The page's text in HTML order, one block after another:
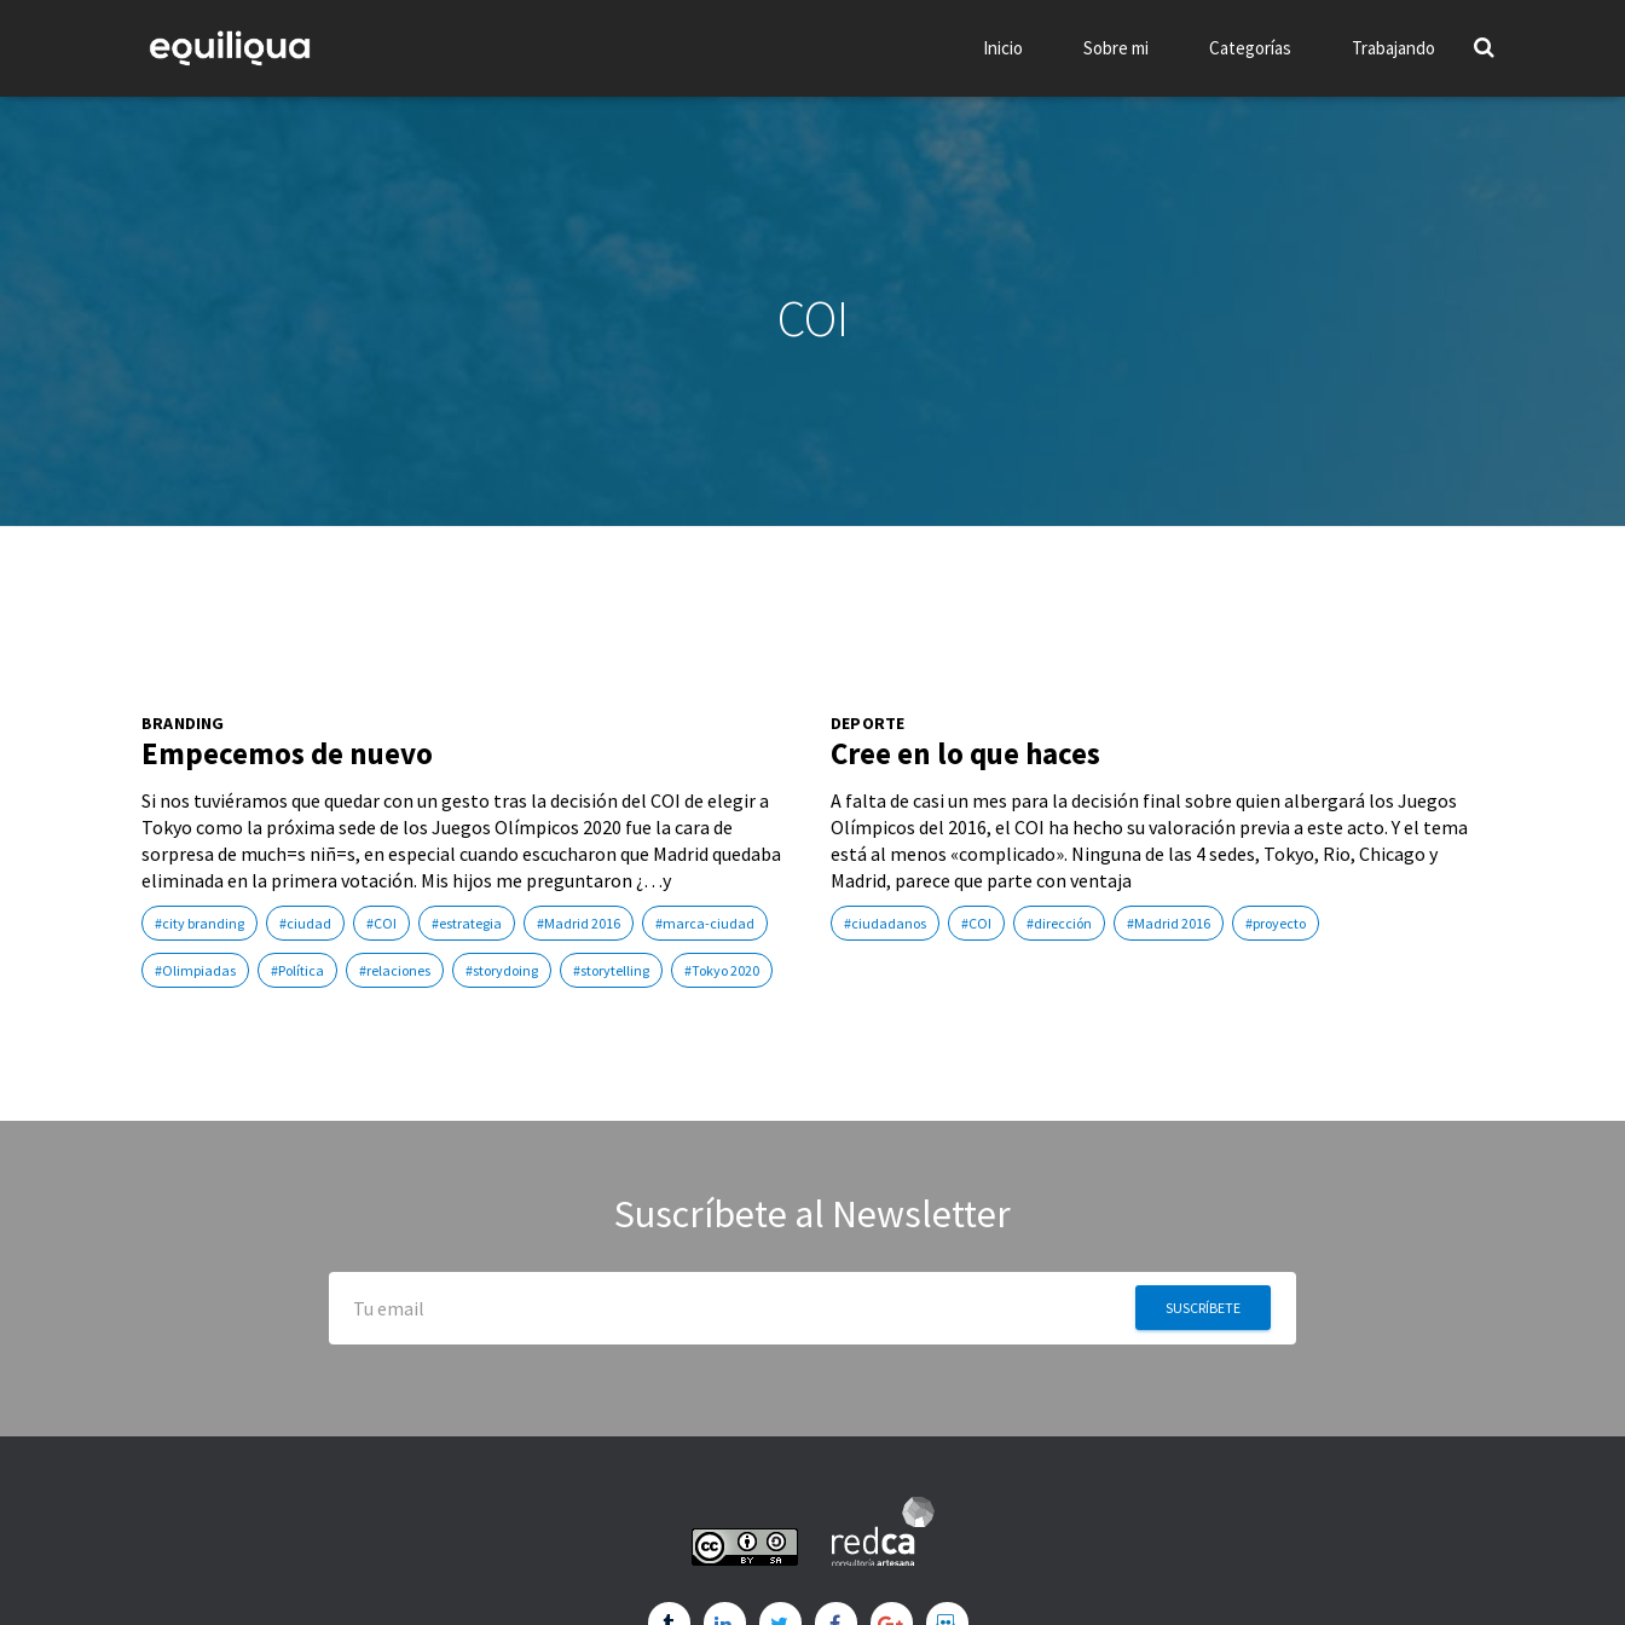
Inicio Sobre mi Categorías Trabajando
COI
BRANDING
Empecemos de nuevo
Si nos tuviéramos que quedar con un gesto tras la decisión del COI de elegir a
Tokyo como la próxima sede de los Juegos Olímpicos 2020 fue la cara de
sorpresa de much=s niñ=s, en especial cuando escucharon que Madrid quedaba
eliminada en la primera votación. Mis hijos me preguntaron ¿…y
#city branding #ciudad #COI #estrategia #Madrid 2016 #marca-ciudad
#Olimpiadas #Política #relaciones #storydoing #storytelling #Tokyo 2020
DEPORTE
Cree en lo que haces
A falta de casi un mes para la decisión final sobre quien albergará los Juegos
Olímpicos del 2016, el COI ha hecho su valoración previa a este acto. Y el tema
está al menos «complicado». Ninguna de las 4 sedes, Tokyo, Rio, Chicago y
Madrid, parece que parte con ventaja
#ciudadanos #COI #dirección #Madrid 2016 #proyecto
Suscríbete al Newsletter